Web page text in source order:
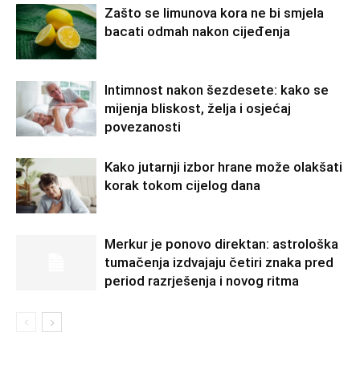
Zašto se limunova kora ne bi smjela
bacati odmah nakon cijeđenja
Intimnost nakon šezdesete: kako se
mijenja bliskost, želja i osjećaj
povezanosti
Kako jutarnji izbor hrane može olakšati
korak tokom cijelog dana
Merkur je ponovo direktan: astrološka
tumačenja izdvajaju četiri znaka pred
period razrješenja i novog ritma